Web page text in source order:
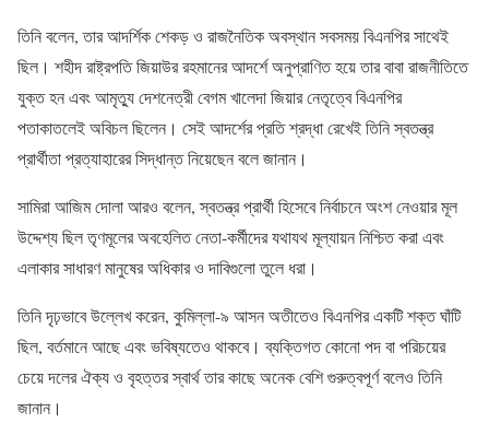
তিনি বলেন, তার আদর্শিক শেকড় ও রাজনৈতিক অবস্থান সবসময় বিএনপির সাথেই
ছিল। শহীদ রাষ্ট্রপতি জিয়াউর রহমানের আদর্শে অনুপ্রাণিত হয়ে তার বাবা রাজনীতিতে
যুক্ত হন এবং আমৃত্যু দেশনেত্রী বেগম খালেদা জিয়ার নেতৃত্বে বিএনপির
পতাকাতলেই অবিচল ছিলেন। সেই আদর্শের প্রতি শ্রদ্ধা রেখেই তিনি স্বতন্ত্র
প্রার্থীতা প্রত্যাহারের সিদ্ধান্ত নিয়েছেন বলে জানান।
সামিরা আজিম দোলা আরও বলেন, স্বতন্ত্র প্রার্থী হিসেবে নির্বাচনে অংশ নেওয়ার মূল
উদ্দেশ্য ছিল তৃণমূলের অবহেলিত নেতা-কর্মীদের যথাযথ মূল্যায়ন নিশ্চিত করা এবং
এলাকার সাধারণ মানুষের অধিকার ও দাবিগুলো তুলে ধরা।
তিনি দৃঢ়ভাবে উল্লেখ করেন, কুমিল্লা-৯ আসন অতীতেও বিএনপির একটি শক্ত ঘাঁটি
ছিল, বর্তমানে আছে এবং ভবিষ্যতেও থাকবে। ব্যক্তিগত কোনো পদ বা পরিচয়ের
চেয়ে দলের ঐক্য ও বৃহত্তর স্বার্থ তার কাছে অনেক বেশি গুরুত্বপূর্ণ বলেও তিনি
জানান।